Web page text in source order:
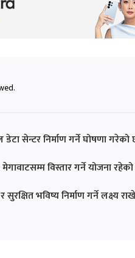
सेन्टर निर्माण गर्ने घोषणा गरेको
विस्तार गर्ने योजना
भविष्य निर्माण गर्ने लक्ष्य